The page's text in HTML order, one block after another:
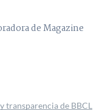
de Magazine
transparencia de BBCL